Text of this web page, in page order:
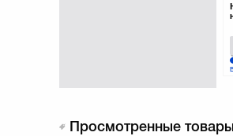
Просмотренные товары